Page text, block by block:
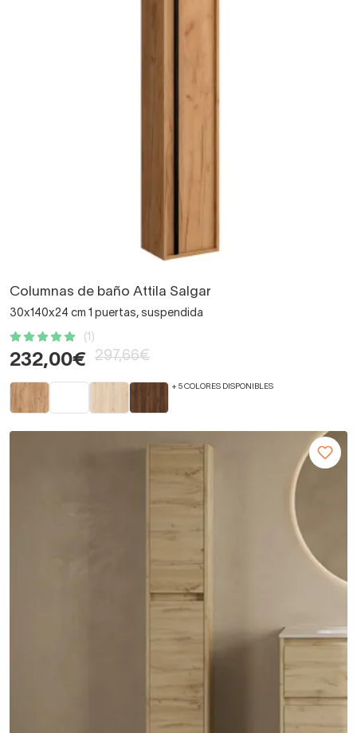
Columnas de baño Attila Salgar
30x140x24 cm 1 puertas, suspendida
(1)
232,00€ 297,66€
+ 5 COLORES DISPONIBLES